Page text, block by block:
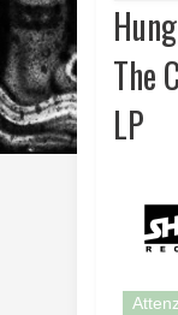
The
LP